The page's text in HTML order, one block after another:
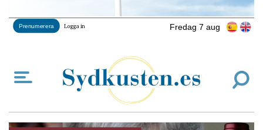
Fredag 7 aug
Prenumerera Logga in